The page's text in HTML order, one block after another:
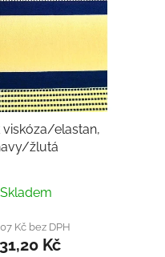
viskóza/elastan,
žlutá
Skladem
Kč bez DPH
Kč